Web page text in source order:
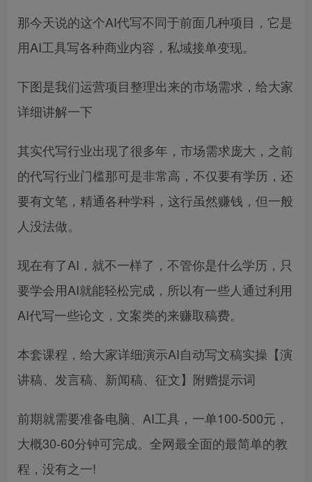
那今天说的这个AI代写不同于前面几种项目，它是
用AI工具写各种商业内容，私域接单变现。
下图是我们运营项目整理出来的市场需求，给大家
详细讲解一下
其实代写行业出现了很多年，市场需求庞大，之前
的代写行业门槛那可是非常高，不仅要有学历，还
要有文笔，精通各种学科，这行虽然赚钱，但一般
人没法做。
现在有了AI，就不一样了，不管你是什么学历，只
要学会用AI就能轻松完成，所以有一些人通过利用
AI代写一些论文，文案类的来赚取稿费。
本套课程，给大家详细演示AI自动写文稿实操【演
讲稿、发言稿、新闻稿、征文】附赠提示词
前期就需要准备电脑、AI工具，一单100-500元，
大概30-60分钟可完成。全网最全面的最简单的教
程，没有之一!